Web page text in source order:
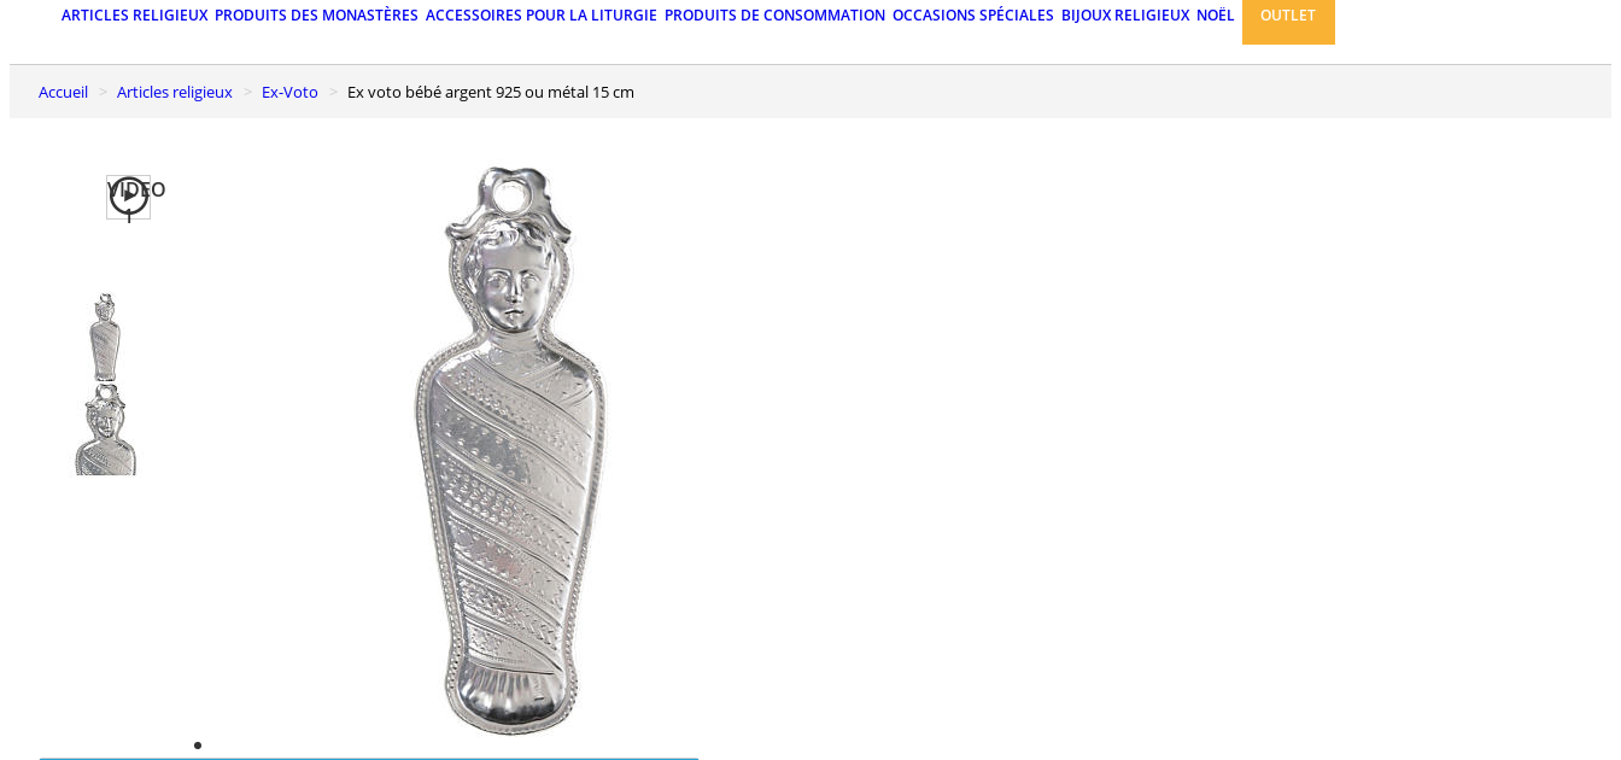
ARTICLES RELIGIEUX PRODUITS DES MONASTÈRES ACCESSOIRES POUR LA LITURGIE PRODUITS DE CONSOMMATION OCCASIONS SPÉCIALES BIJOUX RELIGIEUX NOËL OUTLET
Accueil Articles religieux Ex-Voto Ex voto bébé argent 925 ou métal 15 cm
VIDEO
1